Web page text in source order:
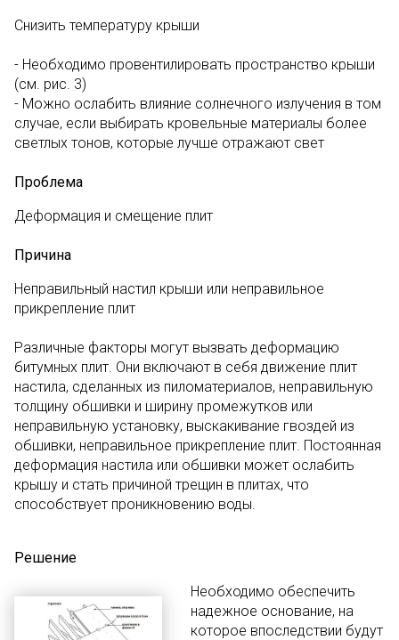
Снизить температуру крыши
- Необходимо провентилировать пространство крыши
(см. рис. 3)
- Можно ослабить влияние солнечного излучения в том
случае, если выбирать кровельные материалы более
светлых тонов, которые лучше отражают свет
Проблема
Деформация и смещение плит
Причина
Неправильный настил крыши или неправильное
прикрепление плит
Различные факторы могут вызвать деформацию
битумных плит. Они включают в себя движение плит
настила, сделанных из пиломатериалов, неправильную
толщину обшивки и ширину промежутков или
неправильную установку, выскакивание гвоздей из
обшивки, неправильное прикрепление плит. Постоянная
деформация настила или обшивки может ослабить
крышу и стать причиной трещин в плитах, что
способствует проникновению воды.
Решение
Необходимо обеспечить
надежное основание, на
которое впоследствии будут